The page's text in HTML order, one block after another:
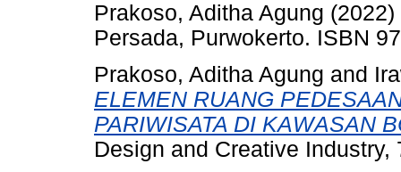
Prakoso, Aditha Agung (2022)
Persada, Purwokerto. ISBN
Prakoso, Aditha Agung and
ELEMEN RUANG
PARIWISATA DI KAWASAN
Design and Creative